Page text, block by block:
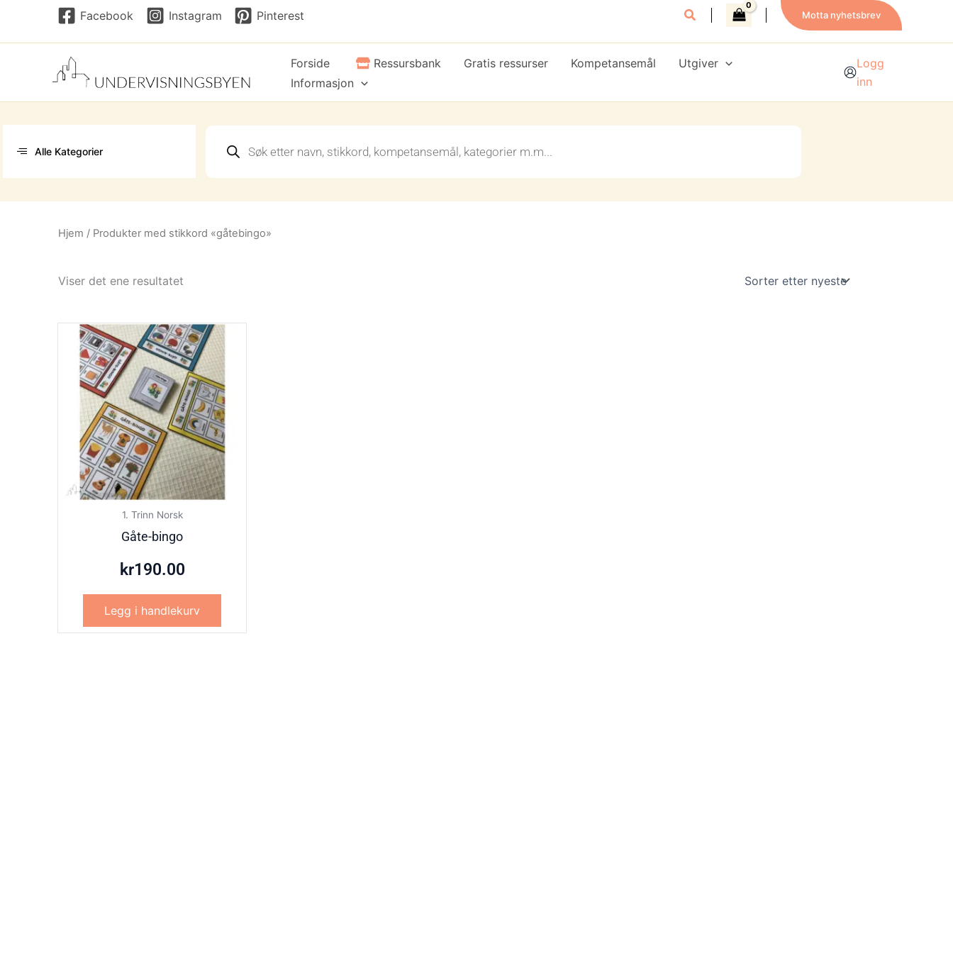
til
Facebook Instagram Pinterest Motta nyhetsbrev
Forside Ressursbank Gratis ressurser Kompetansemål
Utgiver
Informasjon
Logg
inn
Alle Kategorier
search
Hjem / Produkter med stikkord «gåtebingo»
Viser det ene resultatet
1. Trinn Norsk
Gåte-bingo
kr190.00
Legg i handlekurv